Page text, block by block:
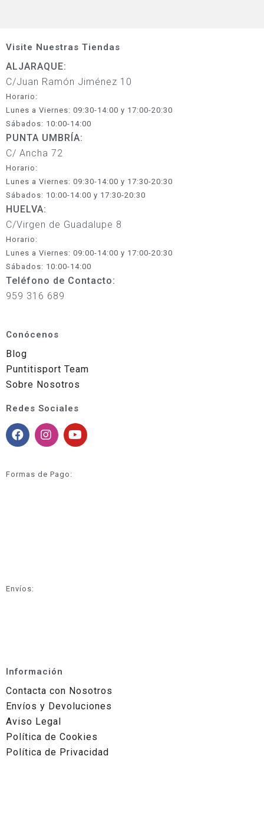
Visite Nuestras Tiendas
ALJARAQUE:
C/Juan Ramón Jiménez 10
Horario:
Lunes a Viernes: 09:30-14:00 y 17:00-20:30
Sábados: 10:00-14:00
PUNTA UMBRÍA:
C/ Ancha 72
Horario:
Lunes a Viernes: 09:30-14:00 y 17:30-20:30
Sábados: 10:00-14:00 y 17:30-20:30
HUELVA:
C/Virgen de Guadalupe 8
Horario:
Lunes a Viernes: 09:00-14:00 y 17:00-20:30
Sábados: 10:00-14:00
Teléfono de Contacto:
959 316 689
Conócenos
Blog
Puntitisport Team
Sobre Nosotros
Redes Sociales
Formas de Pago:
Envíos:
Información
Contacta con Nosotros
Envíos y Devoluciones
Aviso Legal
Política de Cookies
Política de Privacidad